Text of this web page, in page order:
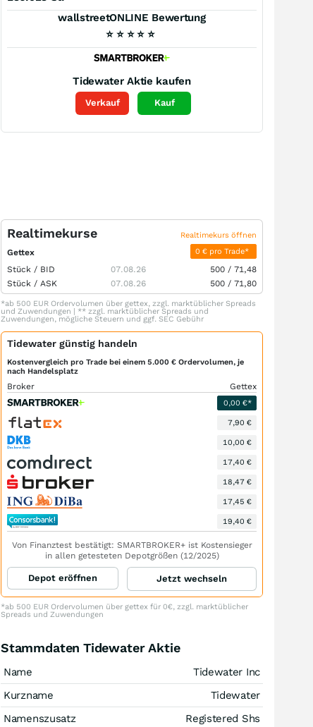
wallstreetONLINE Bewertung
⭐ ⭐ ⭐ ⭐ ⭐
Tidewater Aktie kaufen
Verkauf Kauf
Realtimekurse Realtimekurs öffnen
Gettex 0 € pro Trade*
Stück / BID 07.08.26 500 / 71,48
Stück / ASK 07.08.26 500 / 71,80
*ab 500 EUR Ordervolumen über gettex, zzgl. marktüblicher Spreads
und Zuwendungen | ** zzgl. marktüblicher Spreads und
Zuwendungen, mögliche Steuern und ggf. SEC Gebühr
Tidewater günstig handeln
Kostenvergleich pro Trade bei einem 5.000 € Ordervolumen, je
nach Handelsplatz
Broker Gettex
0,00 €*
7,90 €
10,00 €
17,40 €
18,47 €
17,45 €
19,40 €
Von Finanztest bestätigt: SMARTBROKER+ ist Kostensieger
in allen getesteten Depotgrößen (12/2025)
Depot eröffnen Jetzt wechseln
*ab 500 EUR Ordervolumen über gettex für 0€, zzgl. marktüblicher
Spreads und Zuwendungen
Stammdaten Tidewater Aktie
Name
Tidewater Inc
Kurzname
Tidewater
Namenszusatz
Registered Shs